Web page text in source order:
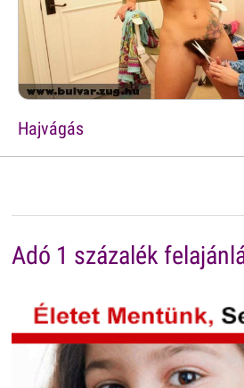
Hajvágás
Adó 1 százalék